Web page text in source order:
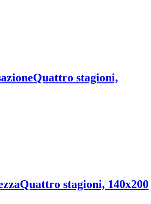
Quattro stagioni,
Quattro stagioni, 140x200